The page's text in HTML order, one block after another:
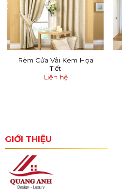
Rèm Cửa Vải Kem Họa
Tiết
Liên hệ
GIỚI THIỆU